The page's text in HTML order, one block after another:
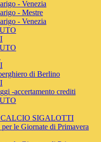
- Venezia
- Mestre
- Venezia
di Berlino
-accertamento crediti
SIGALOTTI
le Giornate di Primavera